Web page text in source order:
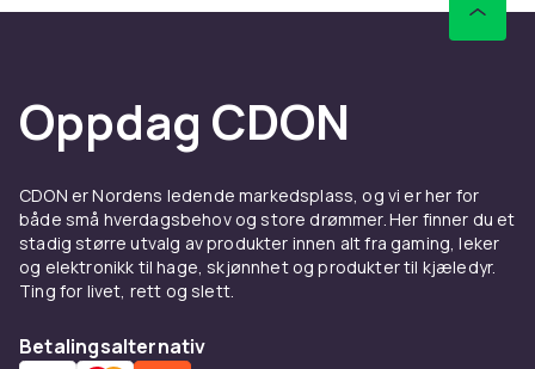
Oppdag CDON
CDON er Nordens ledende markedsplass, og vi er her for
både små hverdagsbehov og store drømmer. Her finner du et
stadig større utvalg av produkter innen alt fra gaming, leker
og elektronikk til hage, skjønnhet og produkter til kjæledyr.
Ting for livet, rett og slett.
Betalingsalternativ